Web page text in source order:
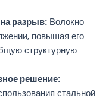
разрыв: Волокно
повышая его
структурную
решение:
стальной